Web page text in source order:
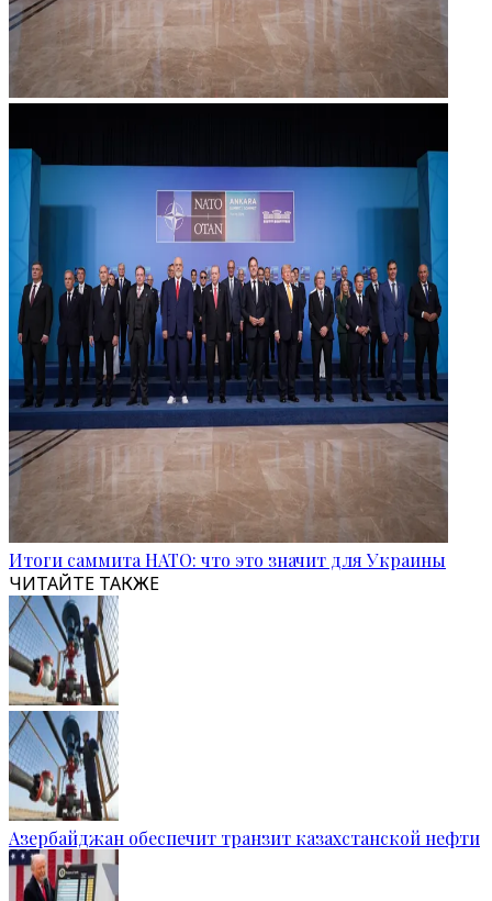
Итоги саммита НАТО: что это значит для Украины
ЧИТАЙТЕ ТАКЖЕ
Азербайджан обеспечит транзит казахстанской нефти